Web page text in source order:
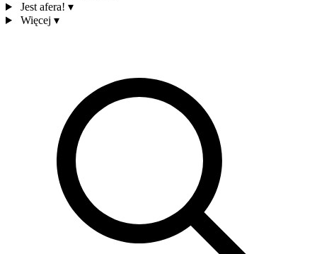
Jest afera! ▾
Więcej ▾